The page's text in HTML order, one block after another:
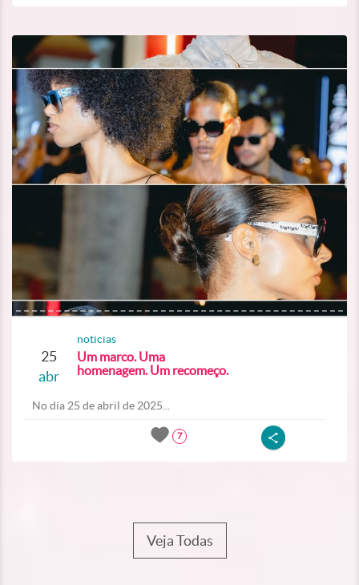
25
abr
noticias
Um marco. Uma
homenagem. Um recomeço.
No dia 25 de abril de 2025...
7
Veja Todas